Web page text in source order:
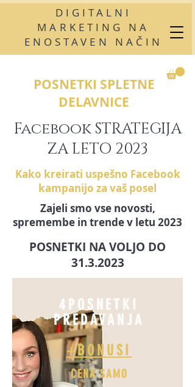
DIGITALNI
MARKETING NA
ENOSTAVEN NAČIN
POSNETKI SPLETNE
DELAVNICE
Facebook STRATEGIJA
ZA LETO 2023
Kako kreirati uspešno Facebook
kampanijo za vaš posel
Zajeli smo vse novosti,
spremembe in trende v letu 2023
POSNETKI NA VOLJO DO
31.3.2023
4POSNETKI
PREDAVANJA
+BONUSI
CENA SAMO